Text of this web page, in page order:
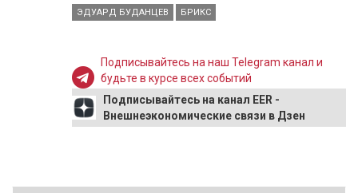
ЭДУАРД БУДАНЦЕВ БРИКС
Подписывайтесь на наш Telegram канал и
будьте в курсе всех событий
Подписывайтесь на канал EER -
Внешнеэкономические связи в Дзен